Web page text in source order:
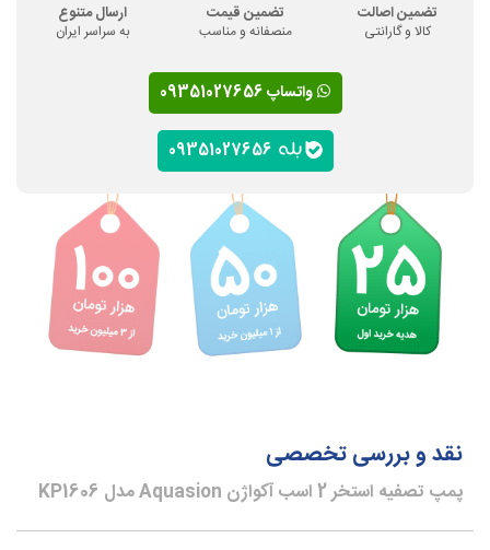
تضمین اصالت
کالا و گارانتی
تضمین قیمت
منصفانه و مناسب
ارسال متنوع
به سراسر ایران
واتساپ 09351027656
نقد و بررسی تخصصی
پمپ تصفیه استخر 2 اسب آکواژن Aquasion مدل KP1606